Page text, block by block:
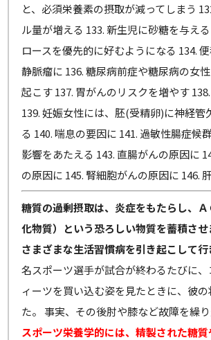
と、必須栄養素の摂取が減ってしまう
ル量が増える 133. 新生児に砂糖を与え
ロースを優先的に好むようになる 134.
静脈瘤に 136. 糖尿病前症や糖尿病の女
起こす 137. 胃がんのリスクを増やす
139. 妊娠女性には、胚(受精卵)に神経管
る 140. 喘息の要因に 141. 過敏性腸症候
影響をあたえる 143. 直腸がんの原因に
の原因に 145. 腎細胞がんの原因に 146.
糖質の過剰摂取は、炎症をもたらし、
化物質）という恐ろしい物質を蓄積させ
さまざまな生活習慣病を引き起こして行
名スポーツ選手が試合が終わるたびに
ィーツを買い込む姿を見たときに、彼
た。 事実、その後肘や膝など故障を繰り
スポーツ栄養学的には、精製された糖